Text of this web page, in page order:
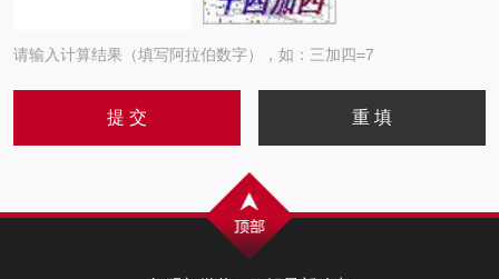
请输入计算结果（填写阿拉伯数字），如：三加四=7